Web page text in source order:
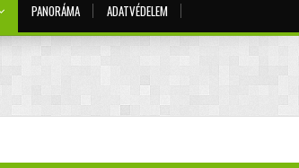
PANORÁMA ADATVÉDELEM